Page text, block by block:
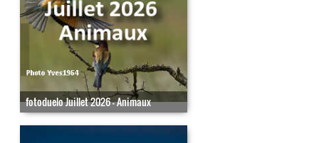
fotoduelo Juillet 2026 - Animaux